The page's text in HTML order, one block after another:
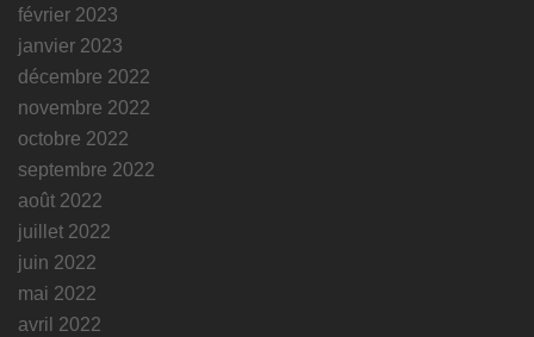
février 2023
janvier 2023
décembre 2022
novembre 2022
octobre 2022
septembre 2022
août 2022
juillet 2022
juin 2022
mai 2022
avril 2022